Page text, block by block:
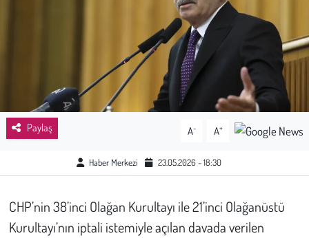
Paylaş A- A+
Haber Merkezi 23.05.2026 - 18:30
CHP’nin 38’inci Olağan Kurultayı ile 21’inci Olağanüstü
Kurultayı’nın iptali istemiyle açılan davada verilen
Spor
Bilim - Teknoloji